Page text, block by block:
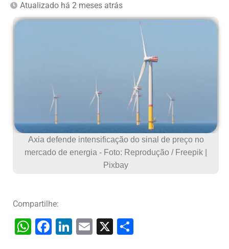
Atualizado há 2 meses atrás
Axia defende intensificação do sinal de preço no
mercado de energia - Foto: Reprodução / Freepik |
Pixbay
Compartilhe:
W
F
Li
E
X